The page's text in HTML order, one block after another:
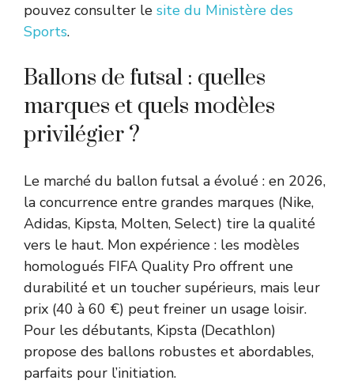
pouvez consulter le site du Ministère des
Sports.
Ballons de futsal : quelles
marques et quels modèles
privilégier ?
Le marché du ballon futsal a évolué : en 2026,
la concurrence entre grandes marques (Nike,
Adidas, Kipsta, Molten, Select) tire la qualité
vers le haut. Mon expérience : les modèles
homologués FIFA Quality Pro offrent une
durabilité et un toucher supérieurs, mais leur
prix (40 à 60 €) peut freiner un usage loisir.
Pour les débutants, Kipsta (Decathlon)
propose des ballons robustes et abordables,
parfaits pour l’initiation.